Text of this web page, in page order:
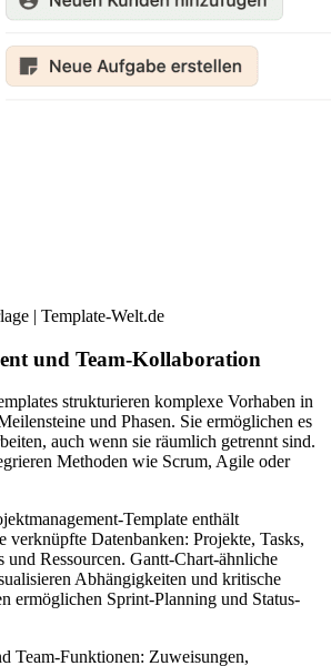
| Template-Welt.de
und Team-Kollaboration
strukturieren komplexe Vorhaben in
und Phasen. Sie ermöglichen es
auch wenn sie räumlich getrennt sind.
Methoden wie Scrum, Agile oder
Template enthält
verknüpfte Datenbanken: Projekte, Tasks,
und Ressourcen. Gantt-Chart-ähnliche
Abhängigkeiten und kritische
ermöglichen Sprint-Planning und Status-
Team-Funktionen: Zuweisungen,